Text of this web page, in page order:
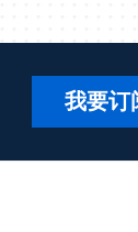
我要订